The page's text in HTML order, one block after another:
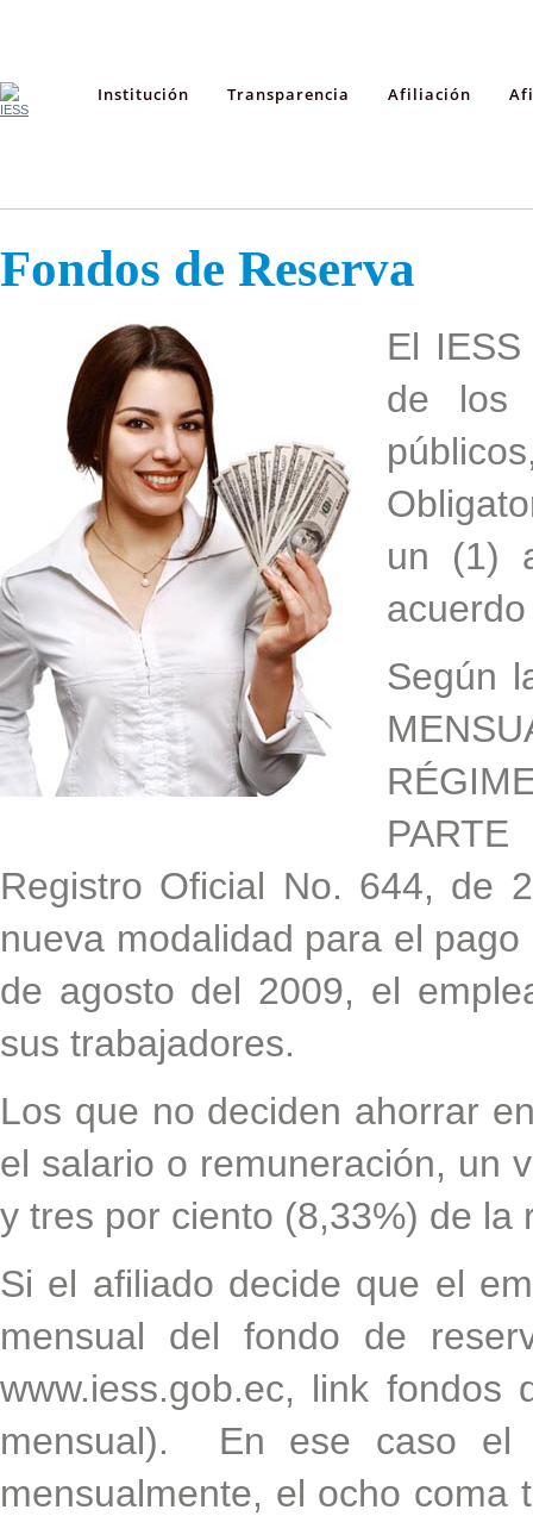
Institución Transparencia Afiliación
Fondos de Reserva
El
de los
un (1)
Según
Registro Oficial No. 644, de
nueva modalidad para el
de agosto del 2009, el
sus trabajadores.
Los que no deciden ahorrar
el salario o remuneración, un
y tres por ciento (8,33%) de
Si el afiliado decide que el
mensual del fondo de
www.iess.gob.ec, link fondos
mensual). En ese caso el
mensualmente, el ocho